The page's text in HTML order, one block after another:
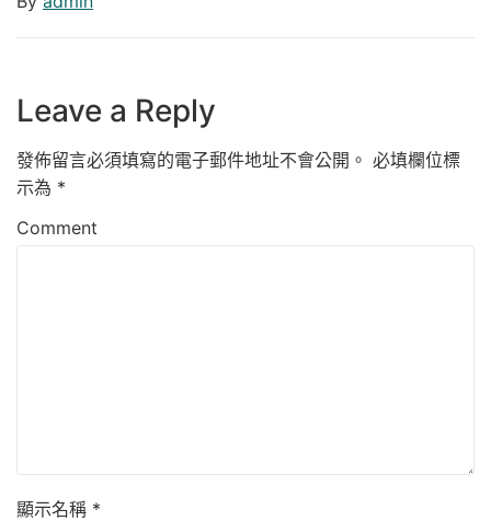
Leave a Reply
發佈留言必須填寫的電子郵件地址不會公開。 必填欄位標
示為 *
Comment
顯示名稱 *